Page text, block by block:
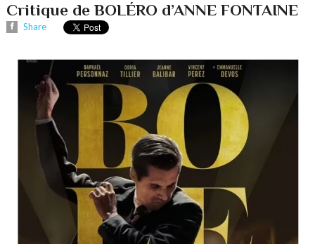
Critique de BOLÉRO d’ANNE FONTAINE
Share